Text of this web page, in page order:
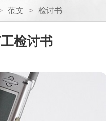
范文 > 检讨书
检讨书